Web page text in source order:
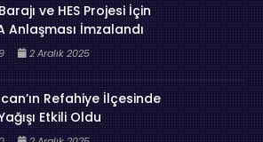
ve HES Projesi İçin
Anlaşması İmzalandı
2 Aralık 2025
Refahiye İlçesinde
Etkili Oldu